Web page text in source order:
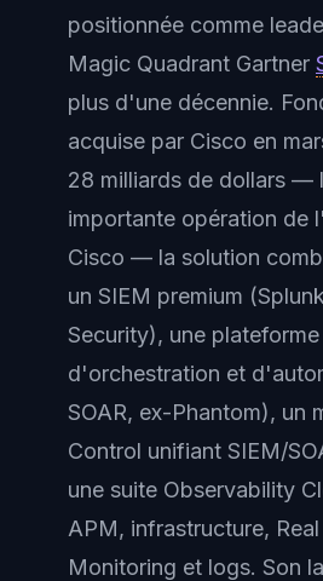
positionnée comme
Magic Quadrant Gartner
plus d'une décennie.
acquise par Cisco en
28 milliards de dollars —
importante opération de
Cisco — la solution
un SIEM premium
Security), une plateforme
d'orchestration et
SOAR, ex-Phantom), un
Control unifiant SIEM/
une suite Observability
APM, infrastructure,
Monitoring et logs. Son